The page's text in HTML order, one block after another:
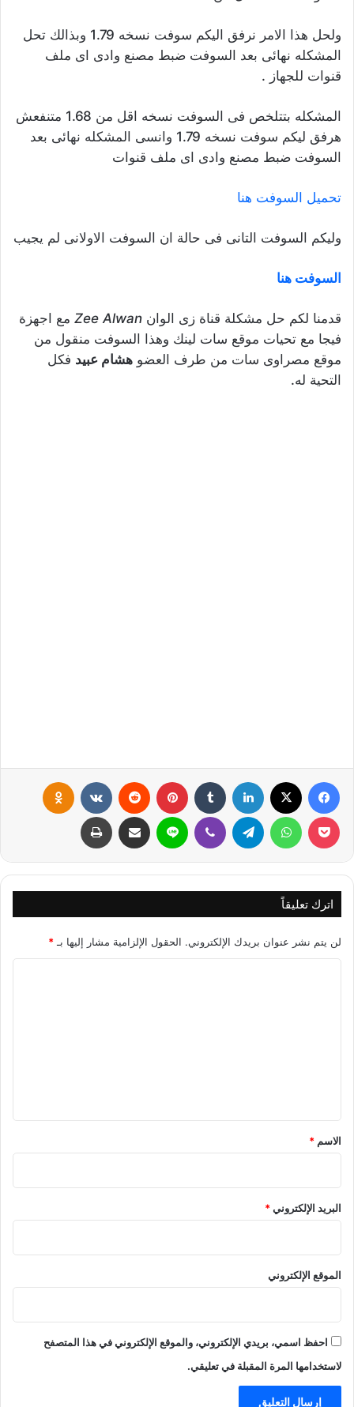
ولحل هذا الامر نرفق اليكم سوفت نسخه 1.79 وبذالك تحل
المشكله نهائى بعد السوفت ضبط مصنع وادى اى ملف
قنوات للجهاز .
المشكله بتتلخص فى السوفت نسخه اقل من 1.68 متنفعش
هرفق ليكم سوفت نسخه 1.79 وانسى المشكله نهائى بعد
السوفت ضبط مصنع وادى اى ملف قنوات
تحميل السوفت هنا
وليكم السوفت التانى فى حالة ان السوفت الاولانى لم يجيب
السوفت هنا
قدمنا لكم حل مشكلة قناة زى الوان Zee Alwan مع اجهزة
فيجا مع تحيات موقع سات لينك وهذا السوفت منقول من
موقع مصراوى سات من طرف العضو هشام عبيد فكل
التحية له.
اترك تعليقاً
لن يتم نشر عنوان بريدك الإلكتروني. الحقول الإلزامية مشار إليها بـ *
*
الاسم *
البريد الإلكتروني*
الموقع الإلكتروني
احفظ اسمي، بريدي الإلكتروني، والموقع الإلكتروني في هذا المتصفح
لاستخدامها المرة المقبلة في تعليقي.